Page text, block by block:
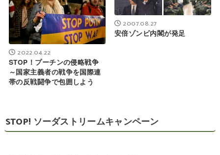
2022.04.22
STOP！プーチンの侵略戦争
～国家主義者の戦争を国際連
帯の反戦闘争で包囲しよう
2007.08.27
安倍ゾンビ内閣が発足
STOP! ソーダストリームキャンペーン